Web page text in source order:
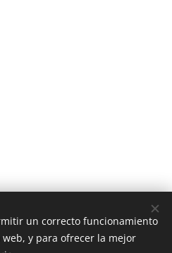
un correcto funcionamiento
y para ofrecer la mejor